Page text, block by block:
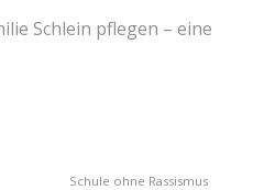
Schlein pflegen – eine
Schule ohne Rassismus